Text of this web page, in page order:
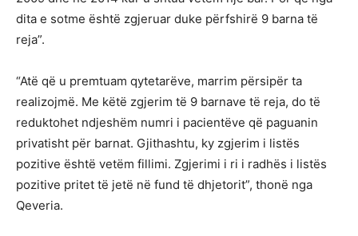
dita e sotme është zgjeruar duke përfshirë 9 barna të
reja”.
“Atë që u premtuam qytetarëve, marrim përsipër ta
realizojmë. Me këtë zgjerim të 9 barnave të reja, do të
reduktohet ndjeshëm numri i pacientëve që paguanin
privatisht për barnat. Gjithashtu, ky zgjerim i listës
pozitive është vetëm fillimi. Zgjerimi i ri i radhës i listës
pozitive pritet të jetë në fund të dhjetorit”, thonë nga
Qeveria.